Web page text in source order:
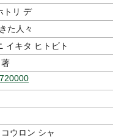
トリ デ
た人々
イキタ ヒトビト
著
ウロン シャ